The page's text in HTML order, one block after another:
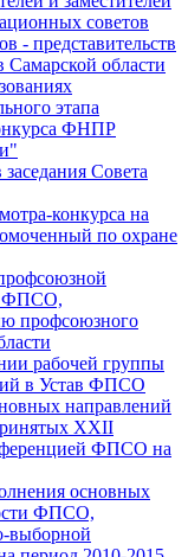
советов
- представительств
области
этапа
ФНПР
Совета
конкурса на
по охране
ФПСО,
профсоюзного
рабочей группы
в Устав ФПСО
направлений
XXII
ФПСО на
основных
ФПСО,
выборной